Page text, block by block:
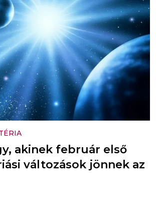
akinek február első
változások jönnek az